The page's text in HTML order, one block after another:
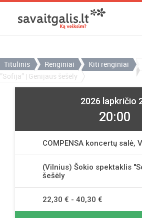
Titulinis Renginiai Kiti renginiai
”Sofija” | Genijaus šešėly
2026 lapkričio
20:00
COMPENSA koncertų salė,
(Vilnius) Šokio spektaklis
šešėly
22,30 € - 40,30 €